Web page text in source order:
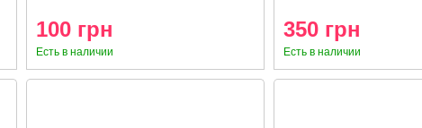
100 грн
Есть в наличии
350 грн
Есть в наличии